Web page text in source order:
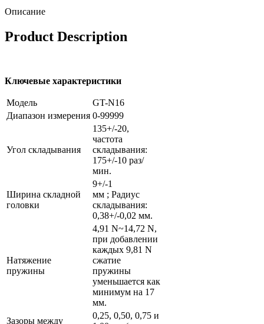
Описание
Product Description
Ключевые характеристики
Модель
GT-N16
Диапазон измерения 0-99999
Угол складывания
135+/-20,
частота
складывания:
175+/-10 раз/
мин.
Ширина складной
головки
9+/-1
мм ; Радиус
складывания:
0,38+/-0,02 мм.
Натяжение
пружины
4,91 N~14,72 N,
при добавлении
каждых 9,81 N
сжатие
пружины
уменьшается как
минимум на 17
мм.
Зазоры между
0,25, 0,50, 0,75 и